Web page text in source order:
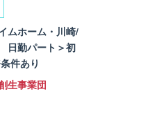
ムホーム・川崎/
日勤パート＞初
件あり
生事業団